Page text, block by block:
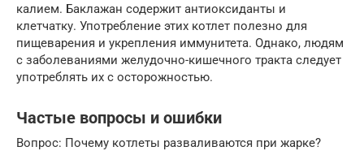
калием. Баклажан содержит антиоксиданты и
клетчатку. Употребление этих котлет полезно для
пищеварения и укрепления иммунитета. Однако, людям
с заболеваниями желудочно-кишечного тракта следует
употреблять их с осторожностью.
Частые вопросы и ошибки
Вопрос: Почему котлеты разваливаются при жарке?